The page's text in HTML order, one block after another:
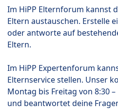
Im HiPP Elternforum kannst
Eltern austauschen. Erstelle
oder antworte auf
Eltern.
Im HiPP Expertenforum
Elternservice stellen. Unser
Montag bis Freitag von 8:30
und beantwortet deine